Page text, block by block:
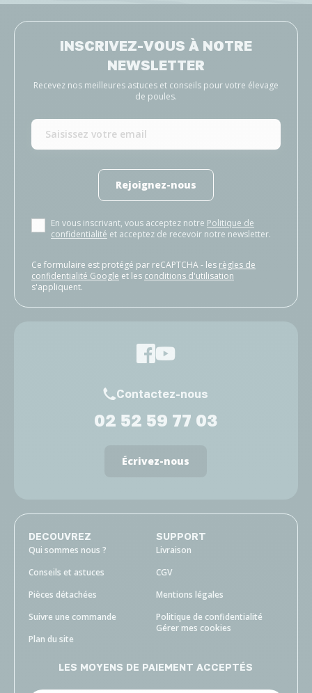
INSCRIVEZ-VOUS À NOTRE
NEWSLETTER
Recevez nos meilleures astuces et conseils pour votre élevage
de poules.
Rejoignez-nous
En vous inscrivant, vous acceptez notre Politique de
confidentialité et acceptez de recevoir notre newsletter.
Ce formulaire est protégé par reCAPTCHA - les règles de
confidentialité Google et les conditions d'utilisation
s'appliquent.
Contactez-nous
02 52 59 77 03
Écrivez-nous
DECOUVREZ
Qui sommes nous ?
Conseils et astuces
Pièces détachées
Suivre une commande
Plan du site
SUPPORT
Livraison
CGV
Mentions légales
Politique de confidentialité
Gérer mes cookies
LES MOYENS DE PAIEMENT ACCEPTÉS